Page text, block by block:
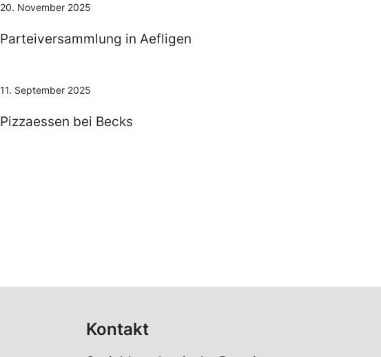
20. November 2025
Parteiversammlung in Aefligen
11. September 2025
Pizzaessen bei Becks
Kontakt